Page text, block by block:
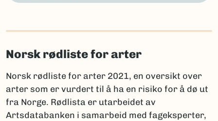
Norsk rødliste for arter
Norsk rødliste for arter 2021, en oversikt over
arter som er vurdert til å ha en risiko for å dø ut
fra Norge. Rødlista er utarbeidet av
Artsdatabanken i samarbeid med fageksperter,